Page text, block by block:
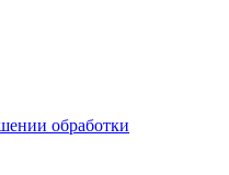
обработки